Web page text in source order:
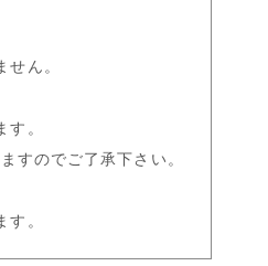
ん。
。
すのでご了承下さい。
。